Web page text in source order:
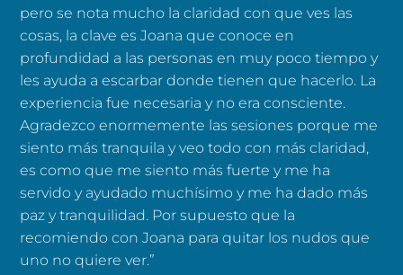
pero se nota mucho la claridad con que ves las
cosas, la clave es Joana que conoce en
profundidad a las personas en muy poco tiempo y
les ayuda a escarbar donde tienen que hacerlo. La
experiencia fue necesaria y no era consciente.
Agradezco enormemente las sesiones porque me
siento más tranquila y veo todo con más claridad,
es como que me siento más fuerte y me ha
servido y ayudado muchísimo y me ha dado más
paz y tranquilidad. Por supuesto que la
recomiendo con Joana para quitar los nudos que
uno no quiere ver.”